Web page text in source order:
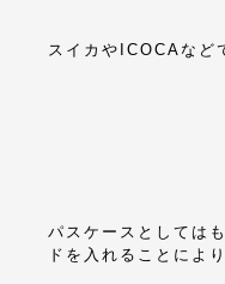
スイカやICOCAなど
パスケースとしては
ドを入れることによ